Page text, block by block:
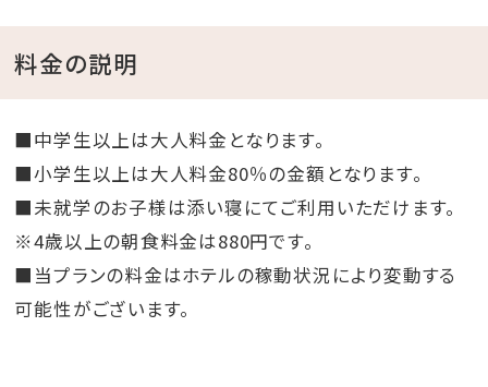
料金の説明
■中学生以上は大人料金となります。
■小学生以上は大人料金80％の金額となります。
■未就学のお子様は添い寝にてご利用いただけます。
※4歳以上の朝食料金は880円です。
■当プランの料金はホテルの稼動状況により変動する
可能性がございます。